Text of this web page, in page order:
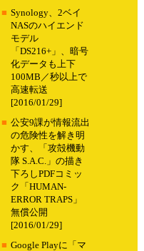
■ Synology、2ベイ
NASのハイエンド
モデル
「DS216+」、暗号
化データも上下
100MB／秒以上で
高速転送
[2016/01/29]
■ 公安9課が情報流出
の危険性を解き明
かす、「攻殻機動
隊 S.A.C.」の描き
下ろしPDFコミッ
ク「HUMAN-
ERROR TRAPS」
無償公開
[2016/01/29]
■ Google Playに「マ